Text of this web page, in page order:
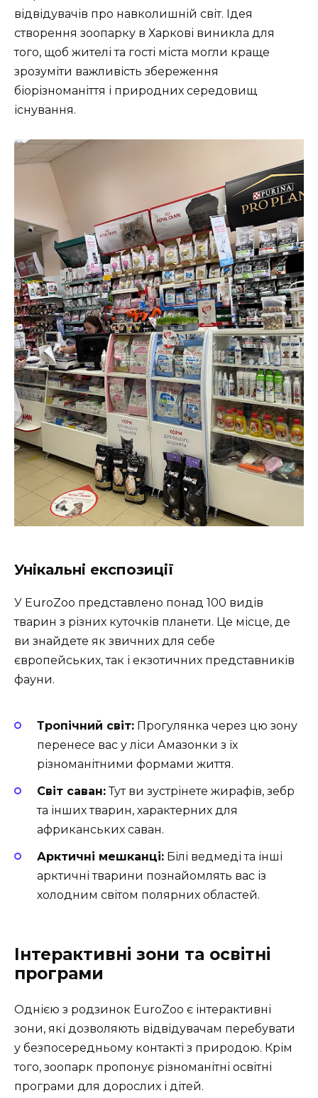
відвідувачів про навколишній світ. Ідея
створення зоопарку в Харкові виникла для
того, щоб жителі та гості міста могли краще
зрозуміти важливість збереження
біорізноманіття і природних середовищ
існування.
Унікальні експозиції
У EuroZoo представлено понад 100 видів
тварин з різних куточків планети. Це місце, де
ви знайдете як звичних для себе
європейських, так і екзотичних представників
фауни.
Тропічний світ: Прогулянка через цю зону
перенесе вас у ліси Амазонки з їх
різноманітними формами життя.
Світ саван:Тут ви зустрінете жирафів, зебр
та інших тварин, характерних для
африканських саван.
Арктичні мешканці: Білі ведмеді та інші
арктичні тварини познайомлять вас із
холодним світом полярних областей.
Інтерактивні зони та освітні
програми
Однією з родзинок EuroZoo є інтерактивні
зони, які дозволяють відвідувачам перебувати
у безпосередньому контакті з природою. Крім
того, зоопарк пропонує різноманітні освітні
програми для дорослих і дітей.